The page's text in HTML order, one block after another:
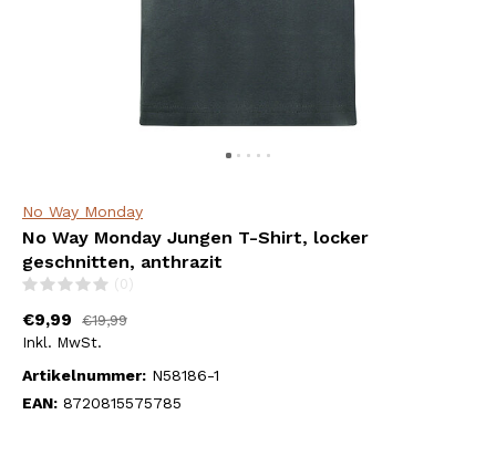
No Way Monday
No Way Monday Jungen T-Shirt, locker
geschnitten, anthrazit
(0)
€9,99
€19,99
Inkl. MwSt.
Artikelnummer: N58186-1
EAN: 8720815575785